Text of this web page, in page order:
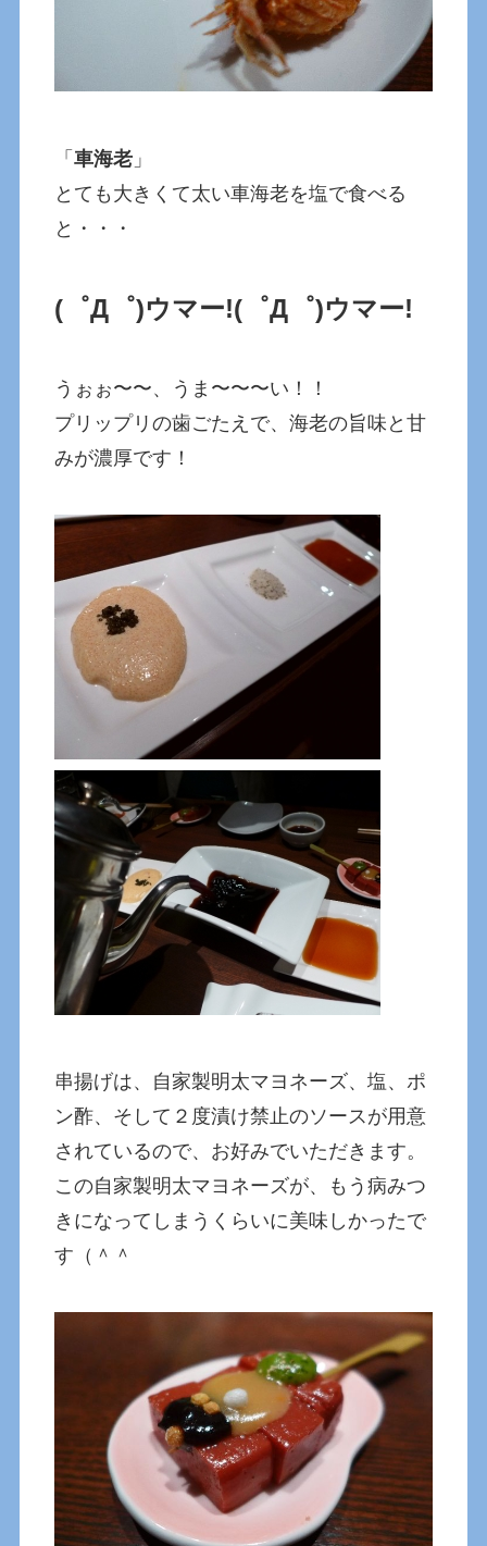
「車海老 」
とても大きくて太い車海老を塩で食べる
と・・・
(゜Д゜)ウマー!(゜Д゜)ウマー!
うぉぉ〜〜、うま〜〜〜い！！
プリップリの歯ごたえで、海老の旨味と甘
みが濃厚です！
串揚げは、自家製明太マヨネーズ、塩、ポ
ン酢、そして２度漬け禁止のソースが用意
されているので、お好みでいただきます。
この自家製明太マヨネーズが、もう病みつ
きになってしまうくらいに美味しかったで
す（＾＾